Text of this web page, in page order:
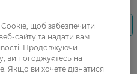
щоб забезпечити
сайту та надати вам
Продовжуючи
ви погоджуєтесь на
Якщо ви хочете дізнатися